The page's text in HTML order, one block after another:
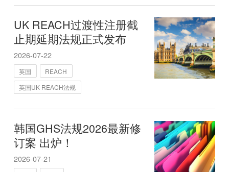
UK REACH过渡性注册截
止期延期法规正式发布
2026-07-22
英国
REACH
英国UK REACH法规
韩国GHS法规2026最新修
订案 出炉！
2026-07-21